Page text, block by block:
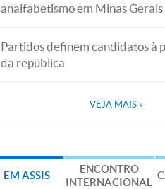
analfabetismo em Minas Gerais
Partidos definem candidatos à
da república
VEJA MAIS »
EM ASSIS
ENCONTRO
INTERNACIONAL